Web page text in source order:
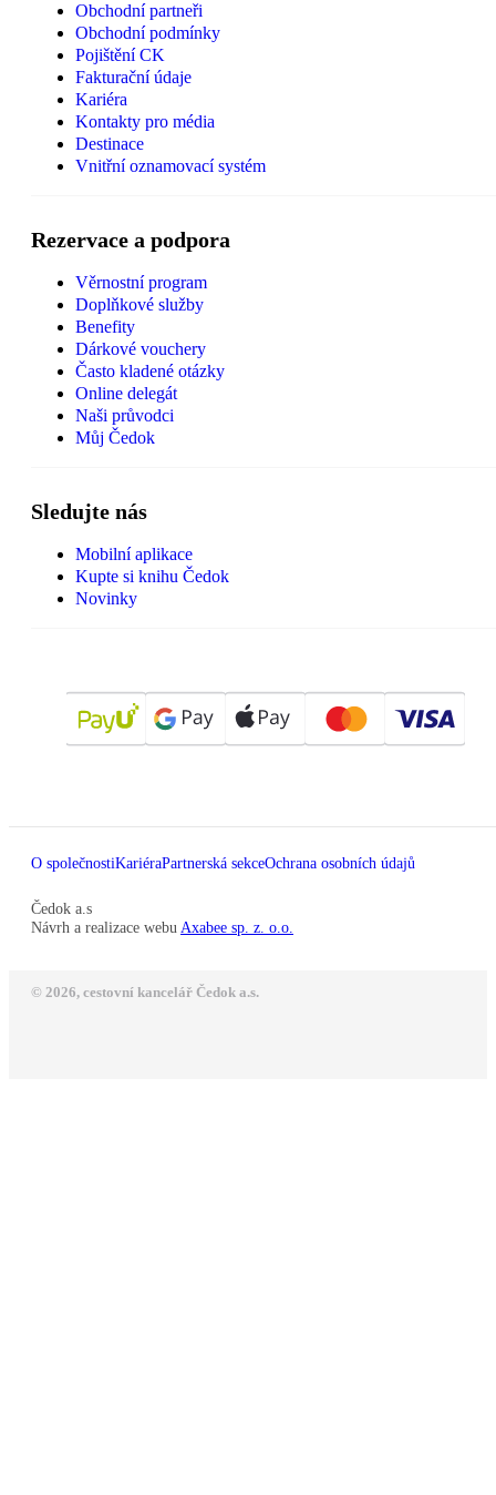
Obchodní partneři
Obchodní podmínky
Pojištění CK
Fakturační údaje
Kariéra
Kontakty pro média
Destinace
Vnitřní oznamovací systém
Rezervace a podpora
Věrnostní program
Doplňkové služby
Benefity
Dárkové vouchery
Často kladené otázky
Online delegát
Naši průvodci
Můj Čedok
Sledujte nás
Mobilní aplikace
Kupte si knihu Čedok
Novinky
O společnostiKariéraPartnerská sekceOchrana osobních údajů
Čedok a.s
Návrh a realizace webu Axabee sp. z. o.o.
© 2026, cestovní kancelář Čedok a.s.